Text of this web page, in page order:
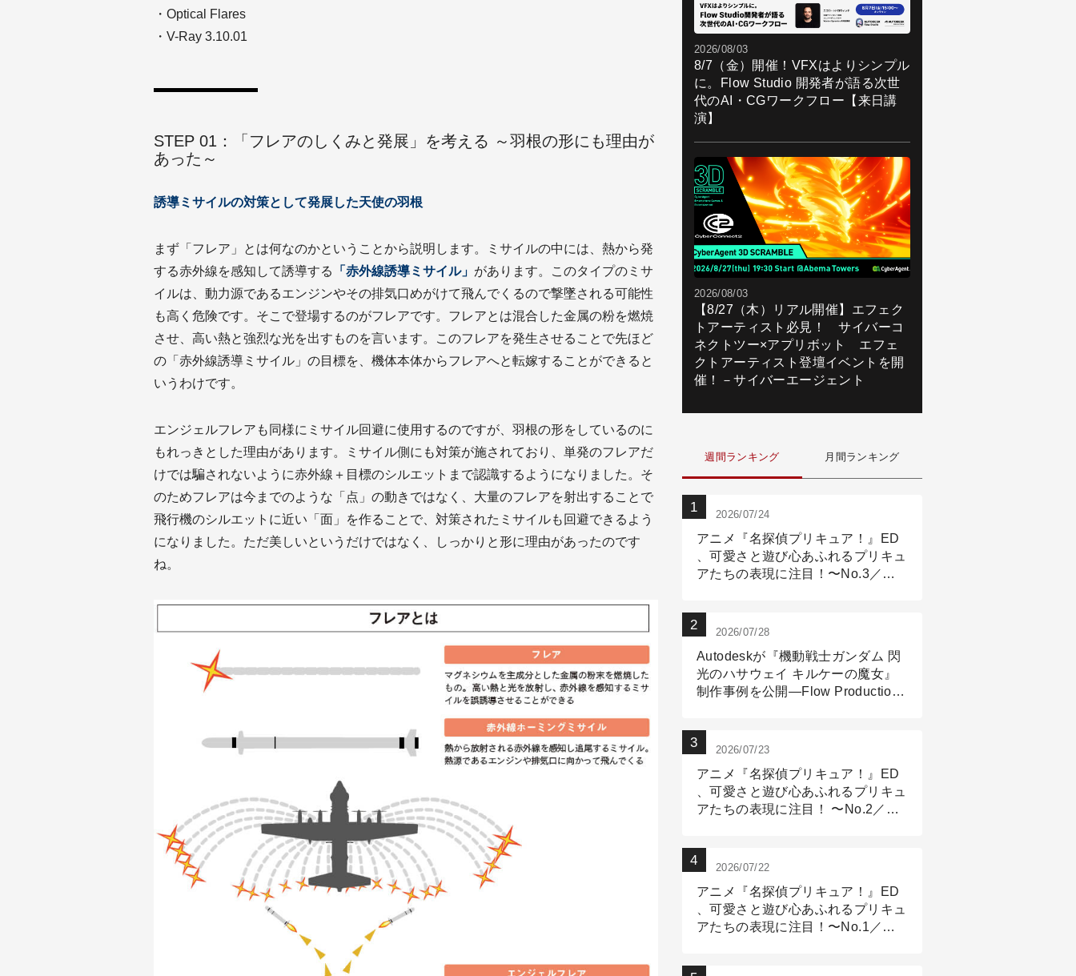
・Optical Flares
・V-Ray 3.10.01
STEP 01：「フレアのしくみと発展」を考える ～羽根の形にも理由が
あった～
誘導ミサイルの対策として発展した天使の羽根
まず「フレア」とは何なのかということから説明します。ミサイルの中には、熱から発
する赤外線を感知して誘導する
「赤外線誘導ミサイル」 があります。このタイプのミサ
イルは、動力源であるエンジンやその排気口めがけて飛んでくるので撃墜される可能性
も高く危険です。そこで登場するのがフレアです。フレアとは混合した金属の粉を燃焼
させ、高い熱と強烈な光を出すものを言います。このフレアを発生させることで先ほど
の「赤外線誘導ミサイル」の目標を、機体本体からフレアへと転嫁することができると
いうわけです。
エンジェルフレアも同様にミサイル回避に使用するのですが、羽根の形をしているのに
もれっきとした理由があります。ミサイル側にも対策が施されており、単発のフレアだ
けでは騙されないように赤外線＋目標のシルエットまで認識するようになりました。そ
のためフレアは今までのような「点」の動きではなく、大量のフレアを射出することで
飛行機のシルエットに近い「面」を作ることで、対策されたミサイルも回避できるよう
になりました。ただ美しいというだけではなく、しっかりと形に理由があったのです
ね。
2026/08/03
8/7（金）開催！VFXはよりシンプル
に。Flow Studio 開発者が語る次世
代のAI・CGワークフロー【来日講
演】
2026/08/03
【8/27（木）リアル開催】エフェク
トアーティスト必見！ サイバーコ
ネクトツー×アプリボット エフェ
クトアーティスト登壇イベントを開
催！－サイバーエージェント
週間ランキング 月間ランキング
2026/07/24
アニメ『名探偵プリキュア！』ED
、可愛さと遊び心あふれるプリキュ
アたちの表現に注目！〜No.3／ア
2026/07/28
Autodeskが『機動戦士ガンダム 閃
光のハサウェイ キルケーの魔女』
制作事例を公開―Flow Production
2026/07/23
アニメ『名探偵プリキュア！』ED
、可愛さと遊び心あふれるプリキュ
アたちの表現に注目！ 〜No.2／モ
2026/07/22
アニメ『名探偵プリキュア！』ED
、可愛さと遊び心あふれるプリキュ
アたちの表現に注目！〜No.1／演